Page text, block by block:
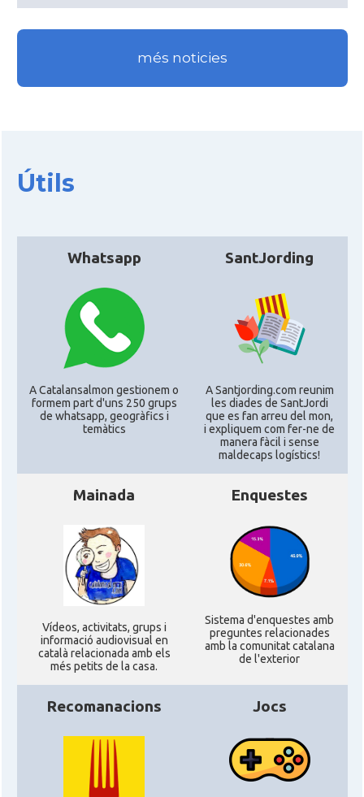
CAMON
CAMON Catalans a KETTERING
CAMON Catalans a LEICESTER
CAMON Catalans a LIVERPOOL
CAMON CATALANS A LONDON - Londres
CAMON Catalans a MILTON KEYNES
Catalans a Newcastle upon Tyne
CAMON Catalans a NOTTINGHAM
CAMON Catalans a OXFORD, UK, Anglaterra
CAMON Catalans a Portsmouth
més noticies
Útils
Whatsapp
A Catalansalmon gestionem o
formem part d'uns 250 grups
de whatsapp, geogràfics i
temàtics
SantJording
A Santjording.com reunim
les diades de SantJordi
que es fan arreu del mon,
i expliquem com fer-ne de
manera fàcil i sense
maldecaps logí­stics!
Mainada
Ví­deos, activitats, grups i
informació audiovisual en
català relacionada amb els
més petits de la casa.
Enquestes
Sistema d'enquestes amb
preguntes relacionades
amb la comunitat catalana
de l'exterior
Recomanacions Jocs